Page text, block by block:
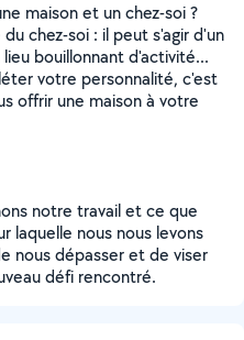
maison et un chez-soi ?
chez-soi : il peut s'agir d'un
bouillonnant d'activité...
votre personnalité, c'est
offrir une maison à votre
notre travail et ce que
laquelle nous nous levons
nous dépasser et de viser
défi rencontré.